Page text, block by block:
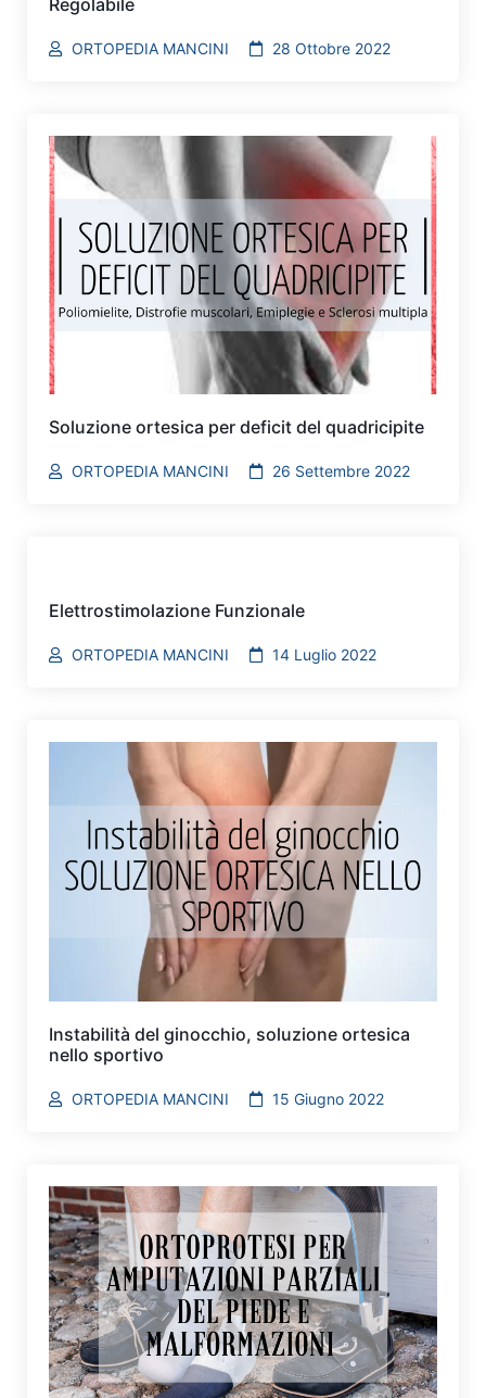
ORTOPEDIA MANCINI 28 Ottobre 2022
Soluzione ortesica per deficit del quadricipite
ORTOPEDIA MANCINI 26 Settembre 2022
Elettrostimolazione Funzionale
ORTOPEDIA MANCINI 14 Luglio 2022
Instabilità del ginocchio, soluzione ortesica
nello sportivo
ORTOPEDIA MANCINI 15 Giugno 2022